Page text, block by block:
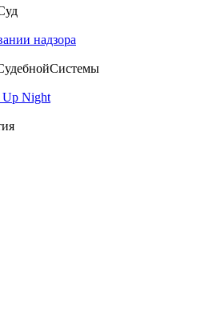
надзора
Up Night